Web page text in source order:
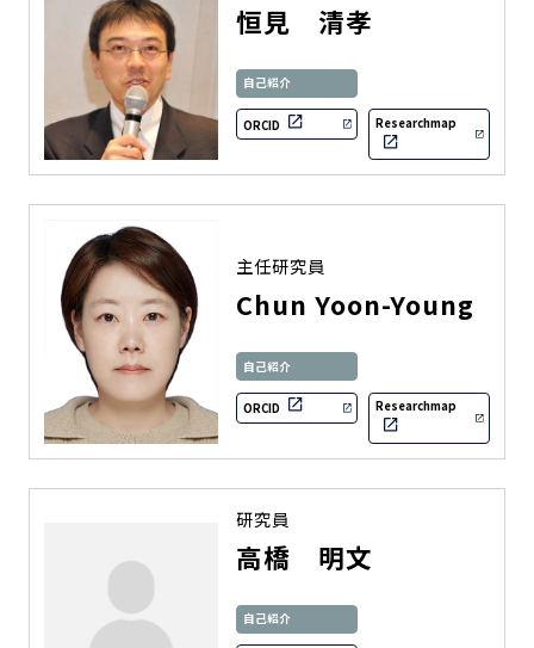
恒見 清孝
自己紹介
ORCID Researchmap
主任研究員
Chun Yoon-Young
自己紹介
ORCID Researchmap
研究員
高橋 明文
自己紹介